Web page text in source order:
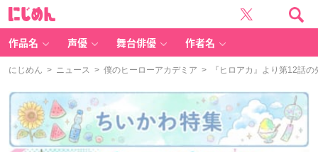
作品名 声優 舞台俳優 作者名
にじめん > ニュース > 僕のヒーローアカデミア > 『ヒロアカ』より第12話の